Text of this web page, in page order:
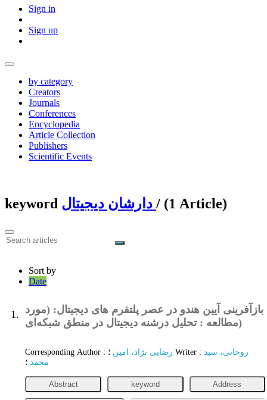
Sign in
Sign up
by category
Creators
Journals
Conferences
Encyclopedia
Article Collection
Publishers
Scientific Events
keyword ‎/ (1 Article)
Sort by
Date
1. بازآفرینی آیین هندو در عصر پلتفرم های دیجیتال: (مورد
مطالعه : تحلیل درشنه دیجیتال در منطق شبکه‌ای)
Corresponding Author : رضایی نژاد، امین Writer : روحانی، سید
محمد ؛
Abstract keyword Address